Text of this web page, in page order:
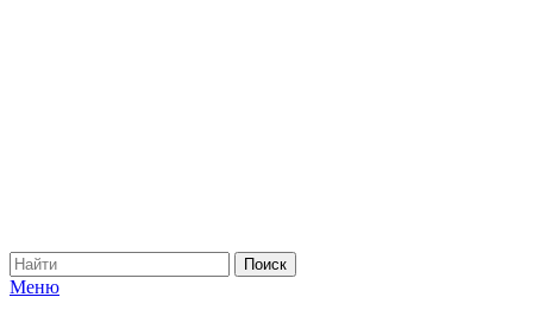
Меню